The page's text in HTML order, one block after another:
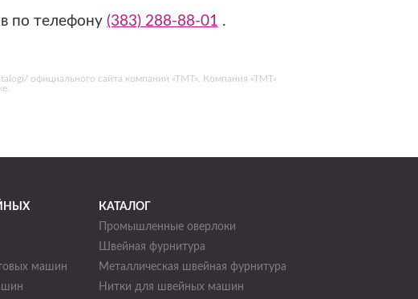
по телефону (383) 288-88-01 .
официального сайта компании «ТМТ». Компания «ТМТ»
машин
КАТАЛОГ
Промышленные оверлоки
Швейная фурнитура
Металлическая швейная фурнитура
Нитки для швейных машин